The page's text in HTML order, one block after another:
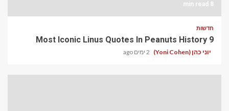
8 min read
חדשות
9 Most Iconic Linus Quotes In Peanuts History
יוני כהן (Yoni Cohen) 2 ימים ago